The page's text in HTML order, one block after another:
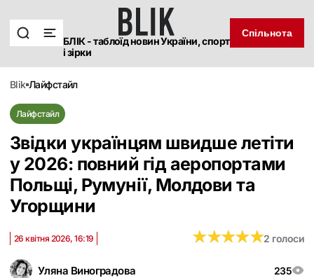
БЛІК - таблоїд новин України, спорт
і зірки
Спільнота
blik лайфстайл
Лайфстайл
Звідки українцям швидше летіти
у 2026: повний гід аеропортами
Польщі, Румунії, Молдови та
Угорщини
Уляна Виноградова 235
26 квітня 2026, 16:19 ★★★★★
★★★★★2 голоси